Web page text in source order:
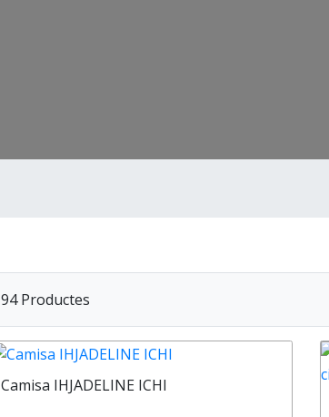
94 Productes
Camisa IHJADELINE ICHI